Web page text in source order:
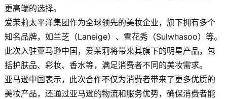
更高端的选择。
爱茉莉太平洋集团作为全球领先的美妆企业，旗下拥有多个
知名品牌，如兰芝（Laneige）、雪花秀（Sulwhasoo）等。
此次入驻亚马逊中国，爱茉莉将带来其旗下的明星产品，包
括护肤品、彩妆、香水等，满足消费者不同的美妆需求。
亚马逊中国表示，此次合作不仅为消费者带来了更多优质的
美妆产品，还通过亚马逊的物流和服务优势，确保消费者能